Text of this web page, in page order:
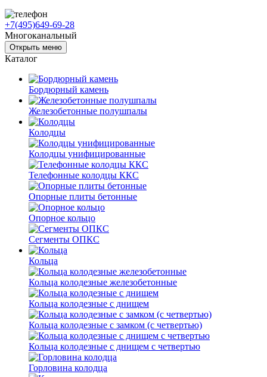
+7(495)649-69-28
Многоканальный
Открыть меню
Каталог
Бордюрный камень
Железобетонные полушпалы
Колодцы
Колодцы унифицированные
Телефонные колодцы ККС
Опорные плиты бетонные
Опорное кольцо
Сегменты ОПКС
Кольца
Кольца колодезные железобетонные
Кольца колодезные с днищем
Кольца колодезные с замком (с четвертью)
Кольца колодезные с днищем с четвертью
Горловина колодца